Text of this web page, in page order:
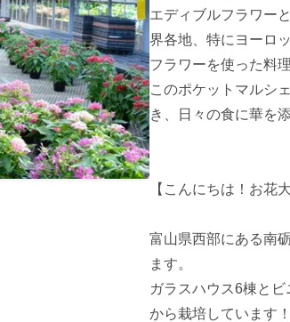
エディブルフラワー
界各地、特にヨーロ
フラワーを使った料
このポケットマルシ
き、日々の食に華を
【こんにちは！お花
富山県西部にある南
ます。
ガラスハウス6棟と
から栽培しています！